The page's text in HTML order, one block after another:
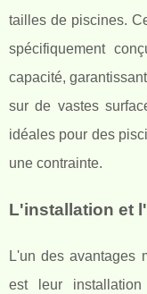
tailles de piscines.
spécifiquement
capacité,
sur de vastes
idéales pour des
une contrainte.
L'installation et
L'un des avantages
est leur